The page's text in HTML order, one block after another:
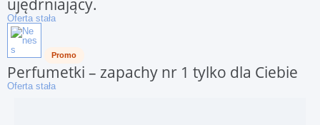
ujędrniający.
Oferta stała
Promo
Perfumetki – zapachy nr 1 tylko dla Ciebie
Oferta stała